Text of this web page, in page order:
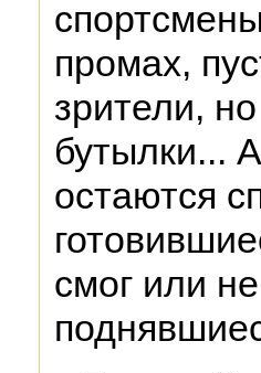
промах,
зрители,
бутылки...
остаются
смог или